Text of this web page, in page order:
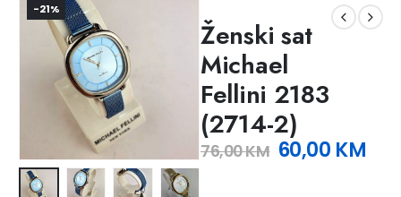
-21%
Ženski sat
Michael
Fellini 2183
(2714-2)
76,00KM 60,00 KM